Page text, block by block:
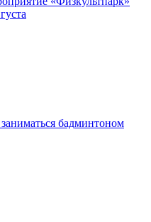
бадминтоном